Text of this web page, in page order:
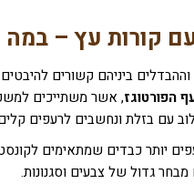
קורות עץ – במה
ביניהם קשורים
הפורטוגז, אשר משתייכים
עם בזלת ונחשבים לרעפים
יותר כבדים שמתאימים
גדול של צבעים וסגנונות.